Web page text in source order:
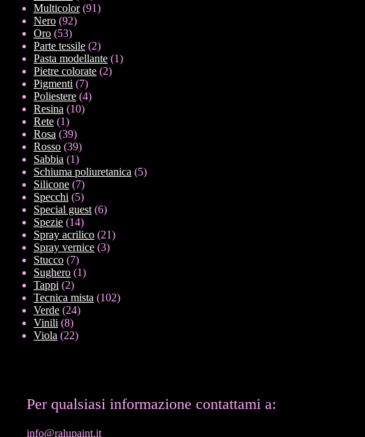
prodotti
Multicolor 9191
Nero 9292
Oro 5353
prodotti
Parte tessile 22
prodotti
Pasta modellante 11
Pietre colorate 22
Pigmenti 77
prodotti
Poliestere 44
Resina 1010
Rete 11
prodotto
Rosa 3939
prodotti
Rosso 3939
prodotti
Sabbia 11
prodotto
Schiuma poliuretanica 55
Silicone 77
prodotti
Specchi 55
prodotti
Special guest 66
Spezie 1414
prodotti
Spray acrilico 2121
Spray vernice 33
Stucco 77
prodotti
Sughero 11
Tappi 22
prodotti
Tecnica mista 102102
Verde 2424
Vinili 88
prodotti
Viola 2222
Per qualsiasi informazione contattami a:
info@ralupaint.it